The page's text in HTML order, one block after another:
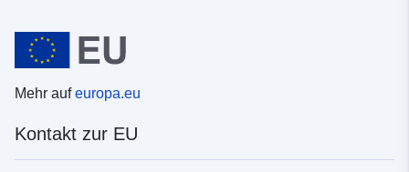
Mehr aufeuropa.eu
Kontakt zur EU